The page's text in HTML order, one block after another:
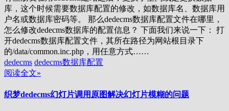
库，这个时候需要数据库配置的修改，如数据库名、数据库用
户名或数据库密码等。 那么dedecms数据库配置文件在哪里，
怎么修改dedecms数据库的配置信息？ 下面我们来说一下： 打
开dedecms数据库配置文件，其所在路径为网站根目录下
的/data/common.inc.php，用任意方式……
dedecms dedecms数据库配置
阅读全文»
织梦dedecms幻灯片调用原图解决幻灯片模糊的问题